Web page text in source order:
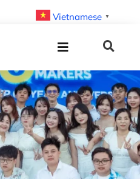
Vietnamese ▼